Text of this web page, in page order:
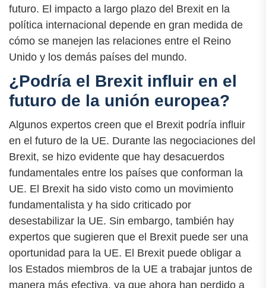
futuro. El impacto a largo plazo del Brexit en la
política internacional depende en gran medida de
cómo se manejen las relaciones entre el Reino
Unido y los demás países del mundo.
¿Podría el Brexit influir en el
futuro de la unión europea?
Algunos expertos creen que el Brexit podría influir
en el futuro de la UE. Durante las negociaciones del
Brexit, se hizo evidente que hay desacuerdos
fundamentales entre los países que conforman la
UE. El Brexit ha sido visto como un movimiento
fundamentalista y ha sido criticado por
desestabilizar la UE. Sin embargo, también hay
expertos que sugieren que el Brexit puede ser una
oportunidad para la UE. El Brexit puede obligar a
los Estados miembros de la UE a trabajar juntos de
manera más efectiva, ya que ahora han perdido a